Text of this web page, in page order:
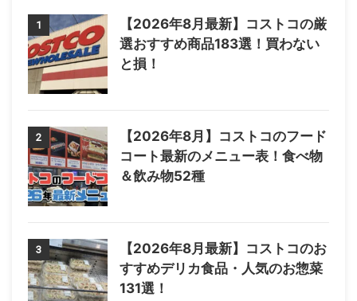
1
【2026年8月最新】コストコの厳
選おすすめ商品183選！買わない
と損！
2
【2026年8月】コストコのフード
コート最新のメニュー表！食べ物
＆飲み物52種
3
【2026年8月最新】コストコのお
すすめデリカ食品・人気のお惣菜
131選！